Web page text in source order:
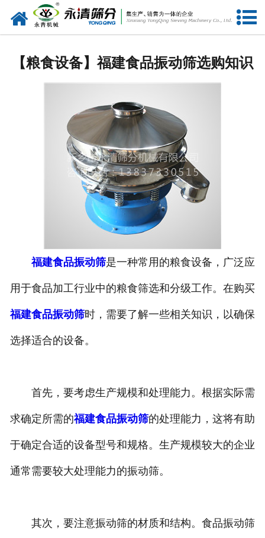
网站首页
资质荣誉
服务准则
视频中心
【粮食设备】福建食品振动筛选购知识
福建食品振动筛是一种常用的粮食设备，广泛应
用于食品加工行业中的粮食筛选和分级工作。在购买
福建食品振动筛时，需要了解一些相关知识，以确保
选择适合的设备。
首先，要考虑生产规模和处理能力。根据实际需
求确定所需的福建食品振动筛的处理能力，这将有助
于确定合适的设备型号和规格。生产规模较大的企业
通常需要较大处理能力的振动筛。
其次，要注意振动筛的材质和结构。食品振动筛